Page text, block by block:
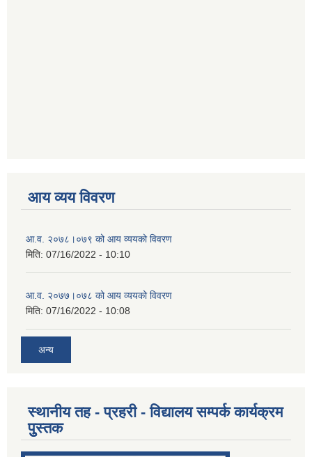
आय व्यय विवरण
आ.व. २०७८।०७९ को आय व्ययको विवरण
मिति: 07/16/2022 - 10:10
आ.व. २०७७।०७८ को आय व्ययको विवरण
मिति: 07/16/2022 - 10:08
अन्य
स्थानीय तह - प्रहरी - विद्यालय सम्पर्क कार्यक्रम
पुुस्तक